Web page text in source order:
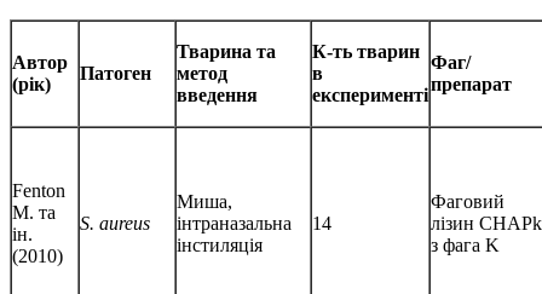
Автор
(рік)
Патоген
Тварина та
метод
введення
К-ть тварин
в
експерименті
Фаг/
препарат
Fenton
M. та
ін.
(2010)
S. aureus
Миша,
інтраназальна
інстиляція
14
Фаговий
лізин CHAPk
з фага K